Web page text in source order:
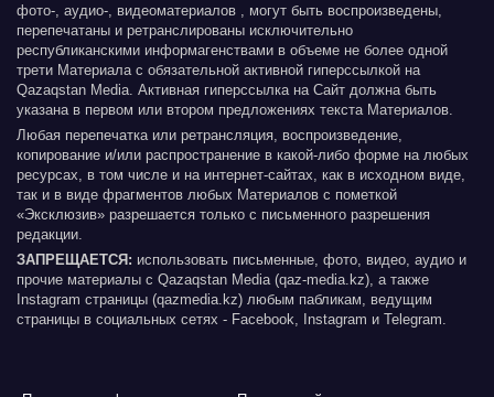
фото-, аудио-, видеоматериалов , могут быть воспроизведены,
перепечатаны и ретранслированы исключительно
республиканскими информагенствами в объеме не более одной
трети Материала с обязательной активной гиперссылкой на
Qazaqstan Media. Активная гиперссылка на Сайт должна быть
указана в первом или втором предложениях текста Материалов.
Любая перепечатка или ретрансляция, воспроизведение,
копирование и/или распространение в какой-либо форме на любых
ресурсах, в том числе и на интернет-сайтах, как в исходном виде,
так и в виде фрагментов любых Материалов с пометкой
«Эксклюзив» разрешается только с письменного разрешения
редакции.
ЗАПРЕЩАЕТСЯ: использовать письменные, фото, видео, аудио и
прочие материалы с Qazaqstan Media (qaz-media.kz), а также
Instagram страницы (qazmedia.kz) любым пабликам, ведущим
страницы в социальных сетях - Facebook, Instagram и Telegram.